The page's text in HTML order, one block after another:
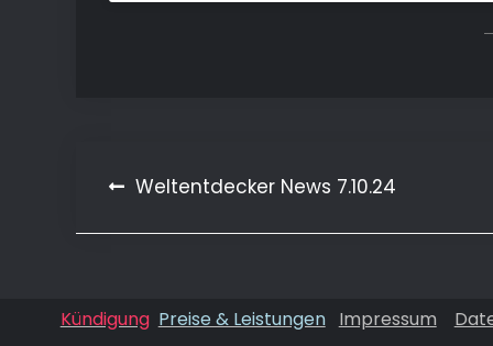
Beitragsnavigation
Weltentdecker News 7.10.24
Kündigung Preise & Leistungen Impressum